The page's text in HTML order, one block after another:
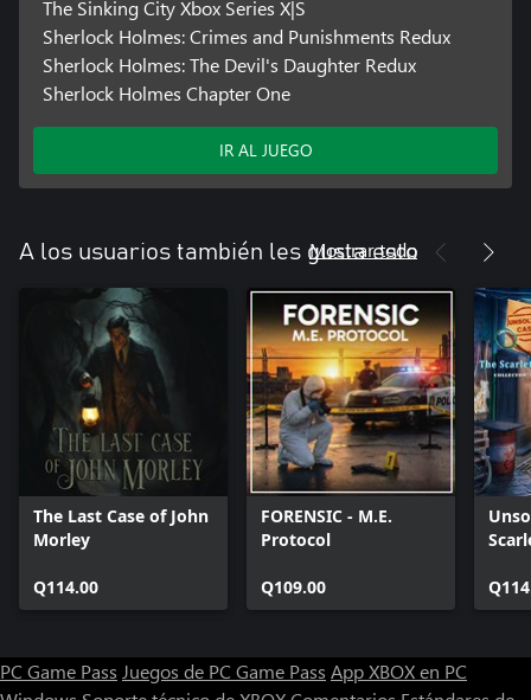
The Sinking City Xbox Series X|S
Sherlock Holmes: Crimes and Punishments Redux
Sherlock Holmes: The Devil's Daughter Redux
Sherlock Holmes Chapter One
IR AL JUEGO
A los usuarios también les gusta esto
Mostrar todo
The Last Case of John
Morley
Q114.00
FORENSIC - M.E.
Protocol
Q109.00
PC Game Pass Juegos de PC Game Pass App XBOX en PC